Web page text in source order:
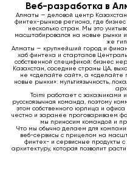
Веб-разработка в
Алматы — деловой центр
финтех-рынков региона, где
несколько стран. Мы это
масштабировался на новые рынки
же
Алматы — крупнейший город и
хаб финтеха и стартапов
собственной спецификой: бизнес
Казахстан, соседние страны ЦА,
не «сделайте сайт», а
новые рынки»: мультиязычность,
Toimi работает с заказчиками
русскоязычная команда, поэтому
этом собственного юрлица и
честно и заранее проговариваем
мы приносим командой и
Что мы обычно делаем для
веб-сервисы с прицелом на
финтех- и сервисные продукты
архитектуру, которая позволит